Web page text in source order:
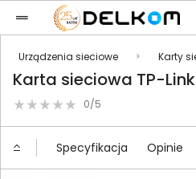
Urządzenia sieciowe Karty
Karta sieciowa TP-
0/5
Specyfikacja Opinie